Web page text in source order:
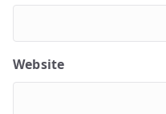
Website